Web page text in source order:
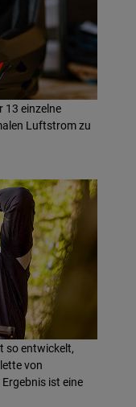
13 einzelne
Luftstrom zu
so entwickelt,
von
ist eine